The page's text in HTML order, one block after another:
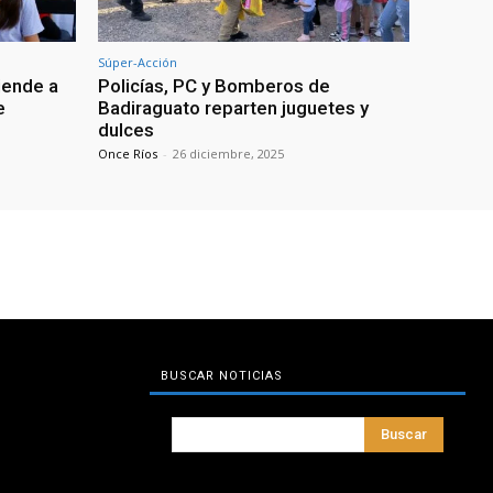
a
Súper-Acción
Policías, PC y Bomberos de
Badiraguato reparten juguetes y
dulces
Once Ríos - 26 diciembre, 2025
BUSCAR NOTICIAS
Buscar